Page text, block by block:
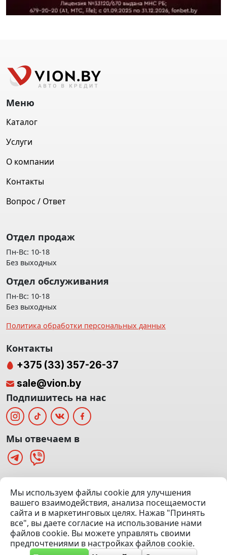
(Офис: 5 этаж | Осмотр авто: 5 этаж)
Посмотреть на карте
© 2020 — 2026 VION.BY — Продажа, выкуп и обмен | УНП
192961100 |Эвакуатор Минск
Меню
Каталог
Услуги
О компании
Контакты
Вопрос / Ответ
Отдел продаж
Пн-Вс: 10-18
Без выходных
Отдел обслуживания
Пн-Вс: 10-18
Без выходных
Политика обработки персональных данных
Мы используем файлы cookie для улучшения
вашего взаимодействия, анализа посещаемости
сайта и в маркетинговых целях. Нажав "Принять
все", вы даете согласие на использование нами
файлов cookie. Вы можете управлять своими
предпочтениями в настройках файлов cookie.
Контакты
+375 (33) 357-26-37
sale@vion.by
Подпишитесь на нас
Мы отвечаем в